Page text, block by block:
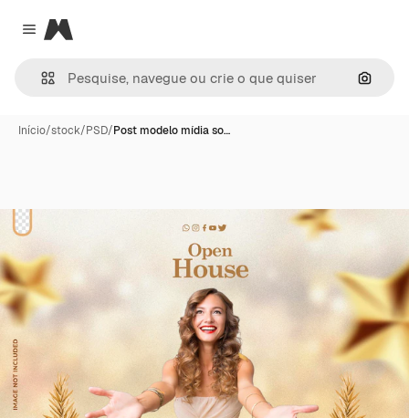
Close menu
Magnific
Início/stock/PSD/Post modelo mídia so…